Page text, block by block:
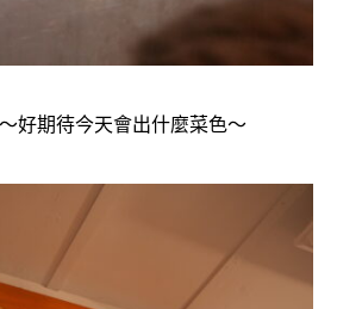
好期待今天會出什麼菜色～